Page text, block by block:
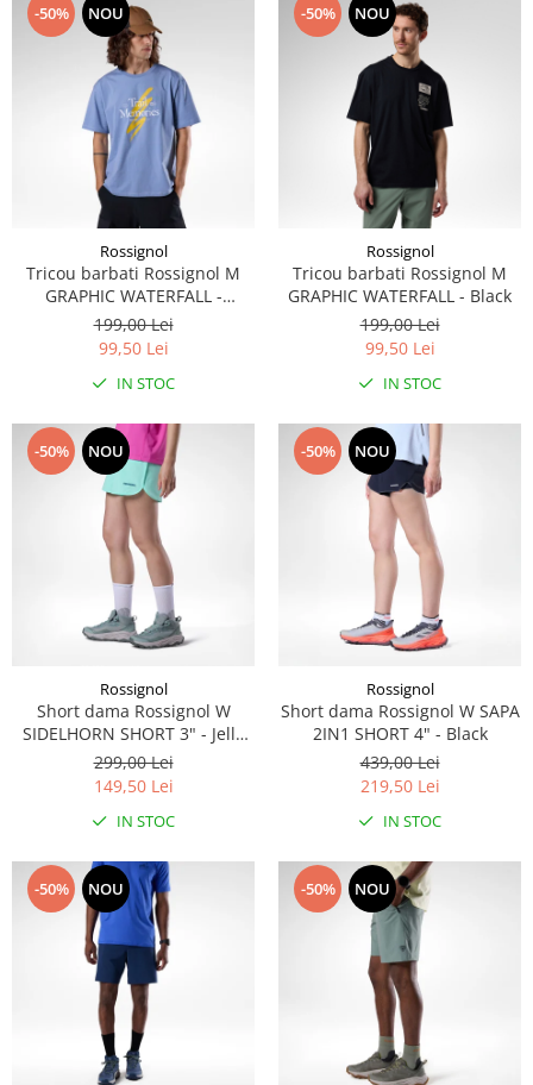
-50% NOU
Rossignol
Tricou barbati Rossignol M
GRAPHIC WATERFALL -
Stonewash
199,00 Lei
99,50 Lei
IN STOC
-50% NOU
Rossignol
Tricou barbati Rossignol M
GRAPHIC WATERFALL - Black
199,00 Lei
99,50 Lei
IN STOC
-50% NOU
Rossignol
Short dama Rossignol W
SIDELHORN SHORT 3" - Jelly
Mint
299,00 Lei
149,50 Lei
IN STOC
-50% NOU
Rossignol
Short dama Rossignol W SAPA
2IN1 SHORT 4" - Black
439,00 Lei
219,50 Lei
IN STOC
-50% NOU -50% NOU